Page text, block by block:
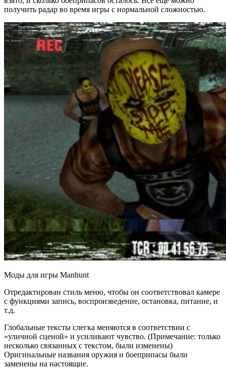
получить радар во время игры с нормальной сложностью.
Моды для игры Manhunt
Отредактирован стиль меню, чтобы он соответствовал камере
с функциями запись, воспроизведение, остановка, питание, и
т.д.
Глобальные тексты слегка меняются в соответствии с
«уличной сценой» и усиливают чувство. (Примечание: только
несколько связанных с текстом, были изменены)
Оригинальные названия оружия и боеприпасы были
заменены на настоящие.